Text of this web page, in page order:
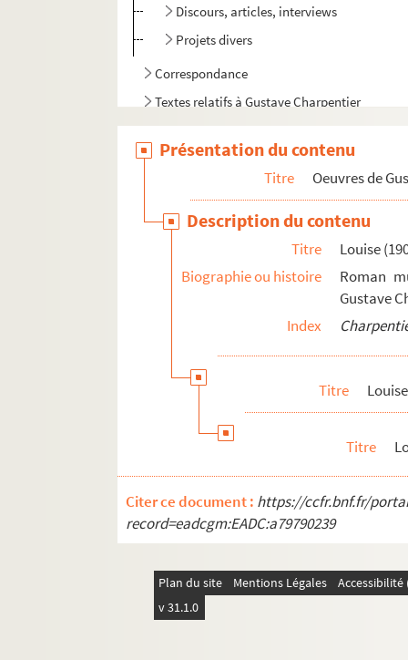
Discours, articles, interviews
Projets divers
Correspondance
Textes relatifs à Gustave Charpentier
Articles de presse divers
Biographie
Présentation du contenu
Titre Oeuvres de
Description du contenu
Titre
Louise
Biographie ou histoire
Roman
Gustave
Index
Titre
Titre
Citer ce document : https://ccfr.bnf.fr/
record=eadcgm:EADC:a79790239
Plan du site Mentions Légales
v 31.1.0